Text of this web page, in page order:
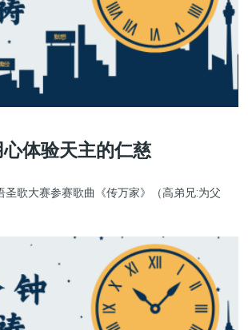
心体验天主的仁慈
圣歌大赛参赛歌曲《传万家》（高弟兄:为父